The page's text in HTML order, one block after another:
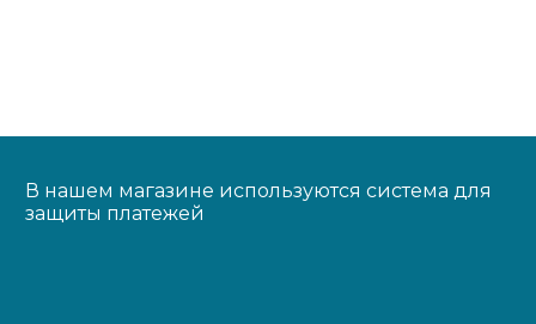
В нашем магазине используются система для
защиты платежей